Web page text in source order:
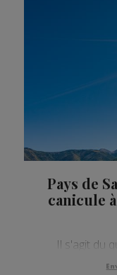
Pays de
canicule
Il s'agit du